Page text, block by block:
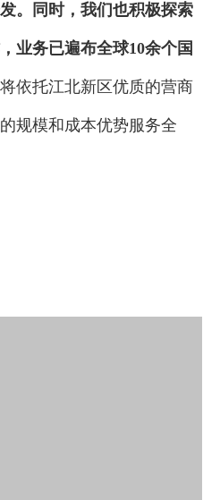
。同时，我们也积极探索
业务已遍布全球10余个国
依托江北新区优质的营商
规模和成本优势服务全